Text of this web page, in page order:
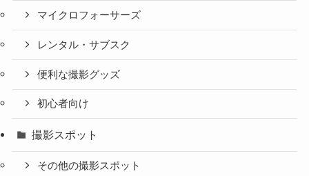
マイクロフォーサーズ
レンタル・サブスク
便利な撮影グッズ
初心者向け
撮影スポット
その他の撮影スポット